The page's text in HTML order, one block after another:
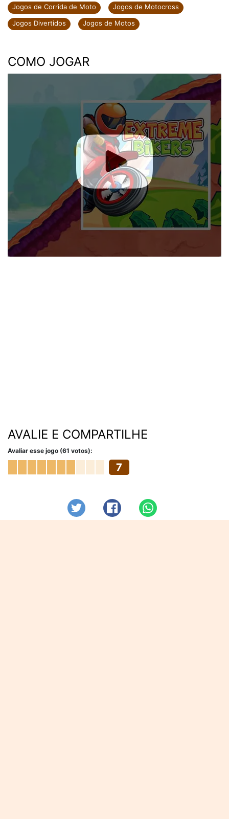
Jogos de Corrida de Moto
Jogos de Motocross
Jogos Divertidos
Jogos de Motos
COMO JOGAR
AVALIE E COMPARTILHE
Avaliar esse jogo (61 votos):
7